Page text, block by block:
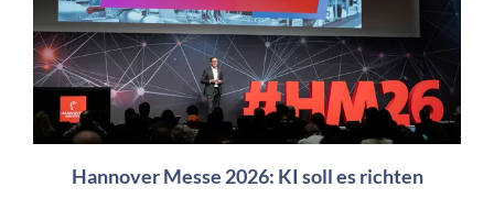
Hannover Messe 2026: KI soll es richten